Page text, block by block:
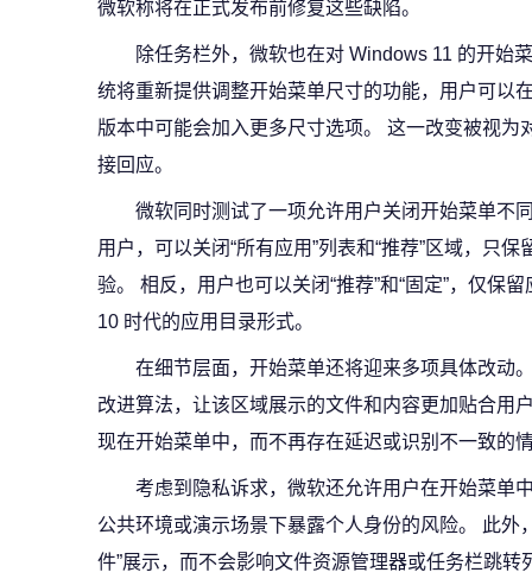
微软称将在正式发布前修复这些缺陷。
除任务栏外，微软也在对 Windows 11 的开始
统将重新提供调整开始菜单尺寸的功能，用户可以
版本中可能会加入更多尺寸选项。 这一改变被视为
接回应。
微软同时测试了一项允许用户关闭开始菜单不
用户，可以关闭“所有应用”列表和“推荐”区域，只
验。 相反，用户也可以关闭“推荐”和“固定”，仅保
10 时代的应用目录形式。
在细节层面，开始菜单还将迎来多项具体改动
改进算法，让该区域展示的文件和内容更加贴合用
现在开始菜单中，而不再存在延迟或识别不一致的
考虑到隐私诉求，微软还允许用户在开始菜单
公共环境或演示场景下暴露个人身份的风险。 此外
件”展示，而不会影响文件资源管理器或任务栏跳